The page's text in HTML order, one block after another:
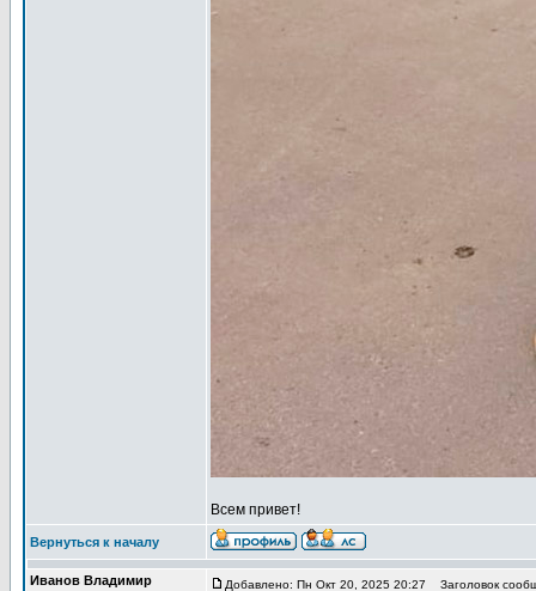
Всем привет!
Вернуться к началу
Иванов Владимир Добавлено: Пн Окт 20, 2025 20:27 Заголовок